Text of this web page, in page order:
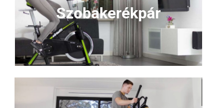
Szobakerékpár